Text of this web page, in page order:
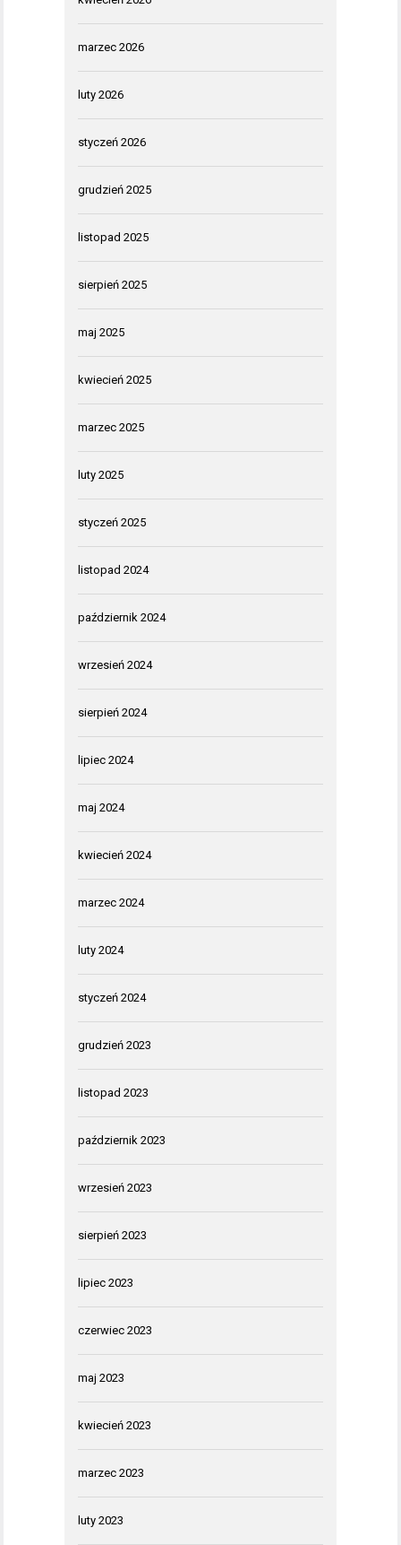
marzec 2026
luty 2026
styczeń 2026
grudzień 2025
listopad 2025
sierpień 2025
maj 2025
kwiecień 2025
marzec 2025
luty 2025
styczeń 2025
listopad 2024
październik 2024
wrzesień 2024
sierpień 2024
lipiec 2024
maj 2024
kwiecień 2024
marzec 2024
luty 2024
styczeń 2024
grudzień 2023
listopad 2023
październik 2023
wrzesień 2023
sierpień 2023
lipiec 2023
czerwiec 2023
maj 2023
kwiecień 2023
marzec 2023
luty 2023